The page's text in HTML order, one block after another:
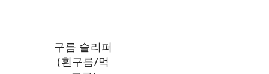
구름 슬리퍼
(흰구름/먹